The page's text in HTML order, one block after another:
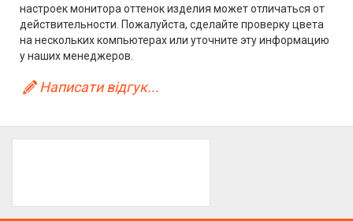
настроек монитора оттенок изделия может отличаться от
действительности. Пожалуйста, сделайте проверку цвета
на нескольких компьютерах или уточните эту информацию
у наших менеджеров.
Написати відгук...